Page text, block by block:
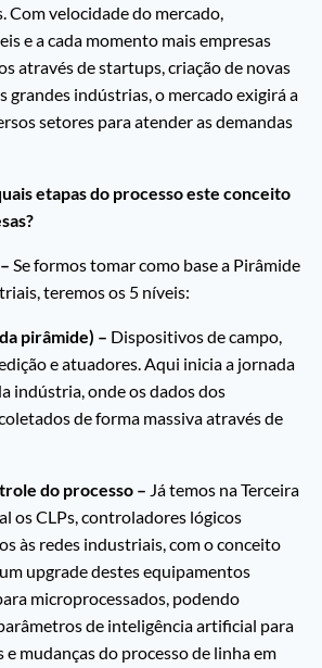
Com velocidade do mercado,
e a cada momento mais empresas
através de startups, criação de novas
grandes indústrias, o mercado exigirá a
setores para atender as demandas
etapas do processo este conceito
Se formos tomar como base a Pirâmide
teremos os 5 níveis:
pirâmide) – Dispositivos de campo,
e atuadores. Aqui inicia a jornada
indústria, onde os dados dos
de forma massiva através de
do processo – Já temos na Terceira
os CLPs, controladores lógicos
às redes industriais, com o conceito
upgrade destes equipamentos
microprocessados, podendo
de inteligência artificial para
e mudanças do processo de linha em